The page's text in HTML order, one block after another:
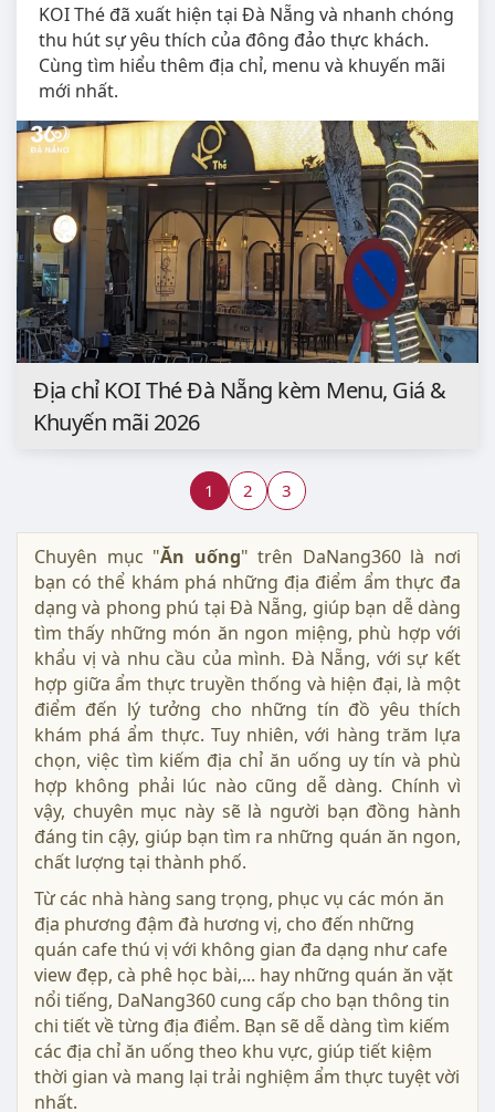
KOI Thé đã xuất hiện tại Đà Nẵng và nhanh chóng
thu hút sự yêu thích của đông đảo thực khách.
Cùng tìm hiểu thêm địa chỉ, menu và khuyến mãi
mới nhất.
Địa chỉ KOI Thé Đà Nẵng kèm Menu, Giá &
Khuyến mãi 2026
1 2 3
Chuyên mục "Ăn uống" trên DaNang360 là nơi
bạn có thể khám phá những địa điểm ẩm thực đa
dạng và phong phú tại Đà Nẵng, giúp bạn dễ dàng
tìm thấy những món ăn ngon miệng, phù hợp với
khẩu vị và nhu cầu của mình. Đà Nẵng, với sự kết
hợp giữa ẩm thực truyền thống và hiện đại, là một
điểm đến lý tưởng cho những tín đồ yêu thích
khám phá ẩm thực. Tuy nhiên, với hàng trăm lựa
chọn, việc tìm kiếm địa chỉ ăn uống uy tín và phù
hợp không phải lúc nào cũng dễ dàng. Chính vì
vậy, chuyên mục này sẽ là người bạn đồng hành
đáng tin cậy, giúp bạn tìm ra những quán ăn ngon,
chất lượng tại thành phố.
Từ các nhà hàng sang trọng, phục vụ các món ăn
địa phương đậm đà hương vị, cho đến những
quán cafe thú vị với không gian đa dạng như cafe
view đẹp, cà phê học bài,... hay những quán ăn vặt
nổi tiếng, DaNang360 cung cấp cho bạn thông tin
chi tiết về từng địa điểm. Bạn sẽ dễ dàng tìm kiếm
các địa chỉ ăn uống theo khu vực, giúp tiết kiệm
thời gian và mang lại trải nghiệm ẩm thực tuyệt vời
nhất.